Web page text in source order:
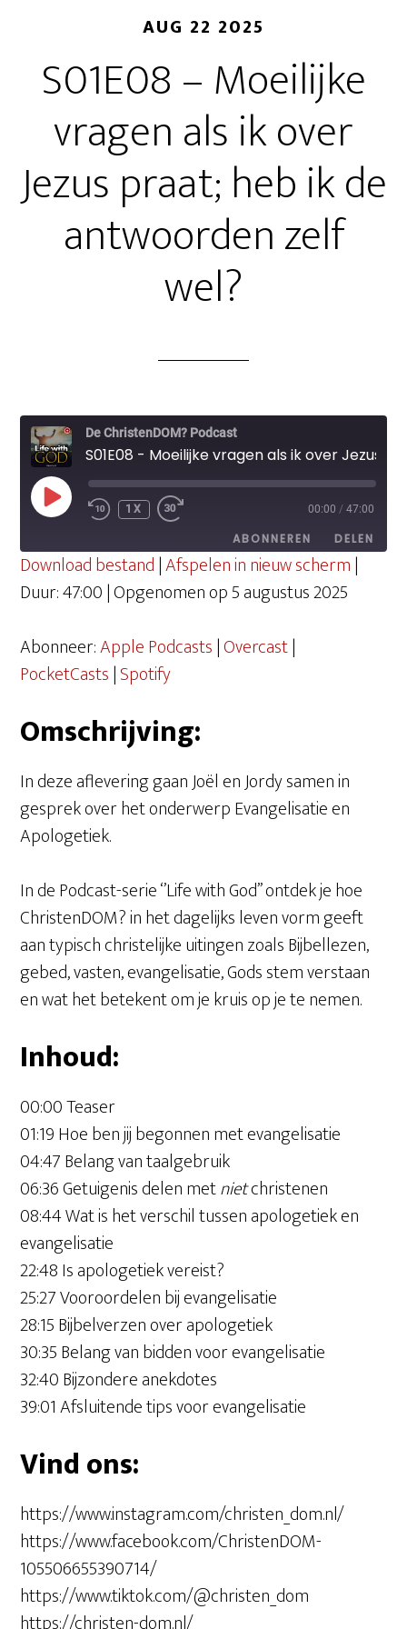
AUG 22 2025
S01E08 – Moeilijke
vragen als ik over
Jezus praat; heb ik de
antwoorden zelf
wel?
De ChristenDOM? Podcast
PLAY
EPISODE
1X 00:00 / 47:00
ABONNEREN DELEN
Apple Podcasts Overcast
RSS FEED
DELEN
LINK
Download bestand|Afspelen in nieuw scherm|
Duur: 47:00|Opgenomen op 5 augustus 2025
Abonneer:Apple Podcasts|Overcast|
PocketCasts|Spotify
Omschrijving:
In deze aflevering gaan Joël en Jordy samen in
gesprek over het onderwerp Evangelisatie en
Apologetiek.
In de Podcast-serie ‘’Life with God’’ ontdek je hoe
ChristenDOM? in het dagelijks leven vorm geeft
aan typisch christelijke uitingen zoals Bijbellezen,
gebed, vasten, evangelisatie, Gods stem verstaan
en wat het betekent om je kruis op je te nemen.
Inhoud:
00:00 Teaser
01:19 Hoe ben jij begonnen met evangelisatie
04:47 Belang van taalgebruik
06:36 Getuigenis delen metnietchristenen
08:44 Wat is het verschil tussen apologetiek en
evangelisatie
22:48 Is apologetiek vereist?
25:27 Vooroordelen bij evangelisatie
28:15 Bijbelverzen over apologetiek
30:35 Belang van bidden voor evangelisatie
32:40 Bijzondere anekdotes
39:01 Afsluitende tips voor evangelisatie
Vind ons:
https://www.instagram.com/christen_dom.nl/
https://www.facebook.com/ChristenDOM-
105506655390714/
https://www.tiktok.com/@christen_dom